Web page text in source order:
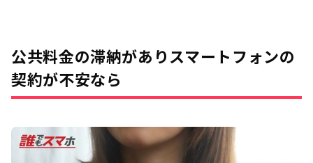
公共料金の滞納がありスマートフォンの
契約が不安なら